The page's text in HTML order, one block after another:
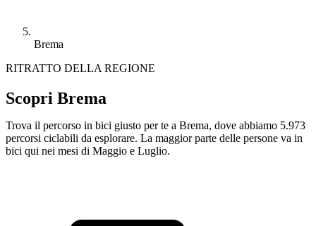
Brema
RITRATTO DELLA REGIONE
Scopri Brema
Trova il percorso in bici giusto per te a Brema, dove abbiamo 5.973
percorsi ciclabili da esplorare. La maggior parte delle persone va in
bici qui nei mesi di Maggio e Luglio.